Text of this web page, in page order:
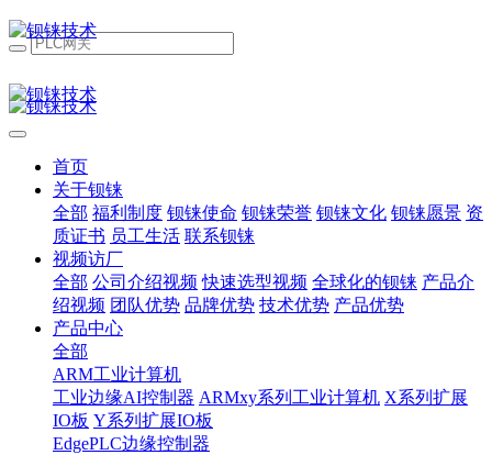
首页
关于钡铼
全部 福利制度 钡铼使命 钡铼荣誉 钡铼文化 钡铼愿景 资
质证书 员工生活 联系钡铼
视频访厂
全部 公司介绍视频 快速选型视频 全球化的钡铼 产品介
绍视频 团队优势 品牌优势 技术优势 产品优势
产品中心
全部
ARM工业计算机
工业边缘AI控制器 ARMxy系列工业计算机 X系列扩展
IO板 Y系列扩展IO板
EdgePLC边缘控制器